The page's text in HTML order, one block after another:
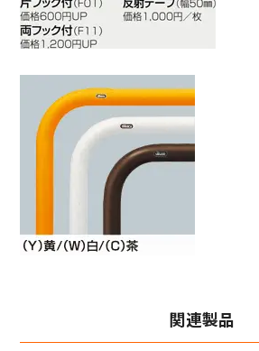
関連製品